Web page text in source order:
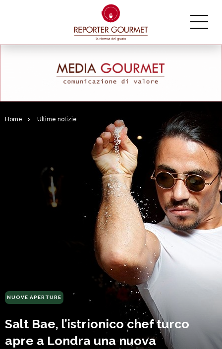
Home > Ultime notizie
NUOVE APERTURE
Salt Bae, l’istrionico chef turco
apre a Londra una nuova